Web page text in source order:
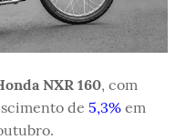
NXR 160, com
de 5,3% em